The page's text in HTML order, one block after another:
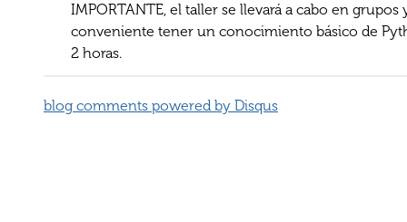
IMPORTANTE, el taller se llevará a cabo en
conveniente tener un conocimiento básico de
2 horas.
blog comments powered by Disqus